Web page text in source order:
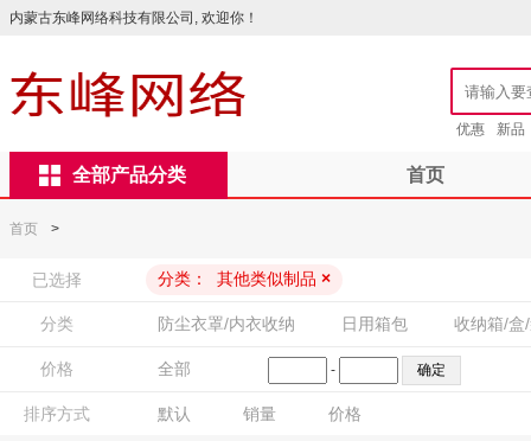
内蒙古东峰网络科技有限公司, 欢迎你！
优惠 新品
全部产品分类 首页
首页 >
已选择 分类： 其他类似制品 ×
分类 防尘衣罩/内衣收纳 日用箱包 收纳箱/盒
价格 全部 -
排序方式 默认 销量 价格